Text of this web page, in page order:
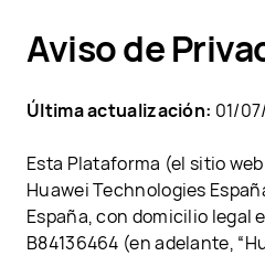
Aviso de
Última actualización: 01/
Esta Plataforma (el sitio
Huawei Technologies
España, con domicilio legal
B84136464 (en adelante,